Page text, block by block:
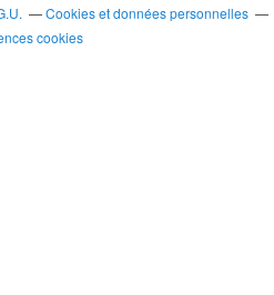
Cookies et données personnelles
cookies